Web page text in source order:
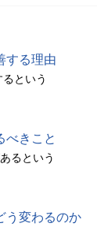
する理由
という
べきこと
るという
う変わるのか